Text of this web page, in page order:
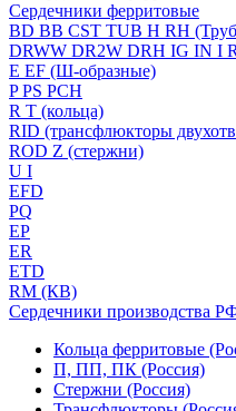
Сердечники ферритовые
BD BB CST TUB H RH
DRWW DR2W DRH IG IN I
E EF (Ш-образные)
P PS PCH
R T (кольца)
RID (трансфлюкторы
ROD Z (стержни)
U I
EFD
PQ
EP
ER
ETD
RM (КВ)
Сердечники производства
Кольца ферритовые
П, ПП, ПК (Россия)
Стержни (Россия)